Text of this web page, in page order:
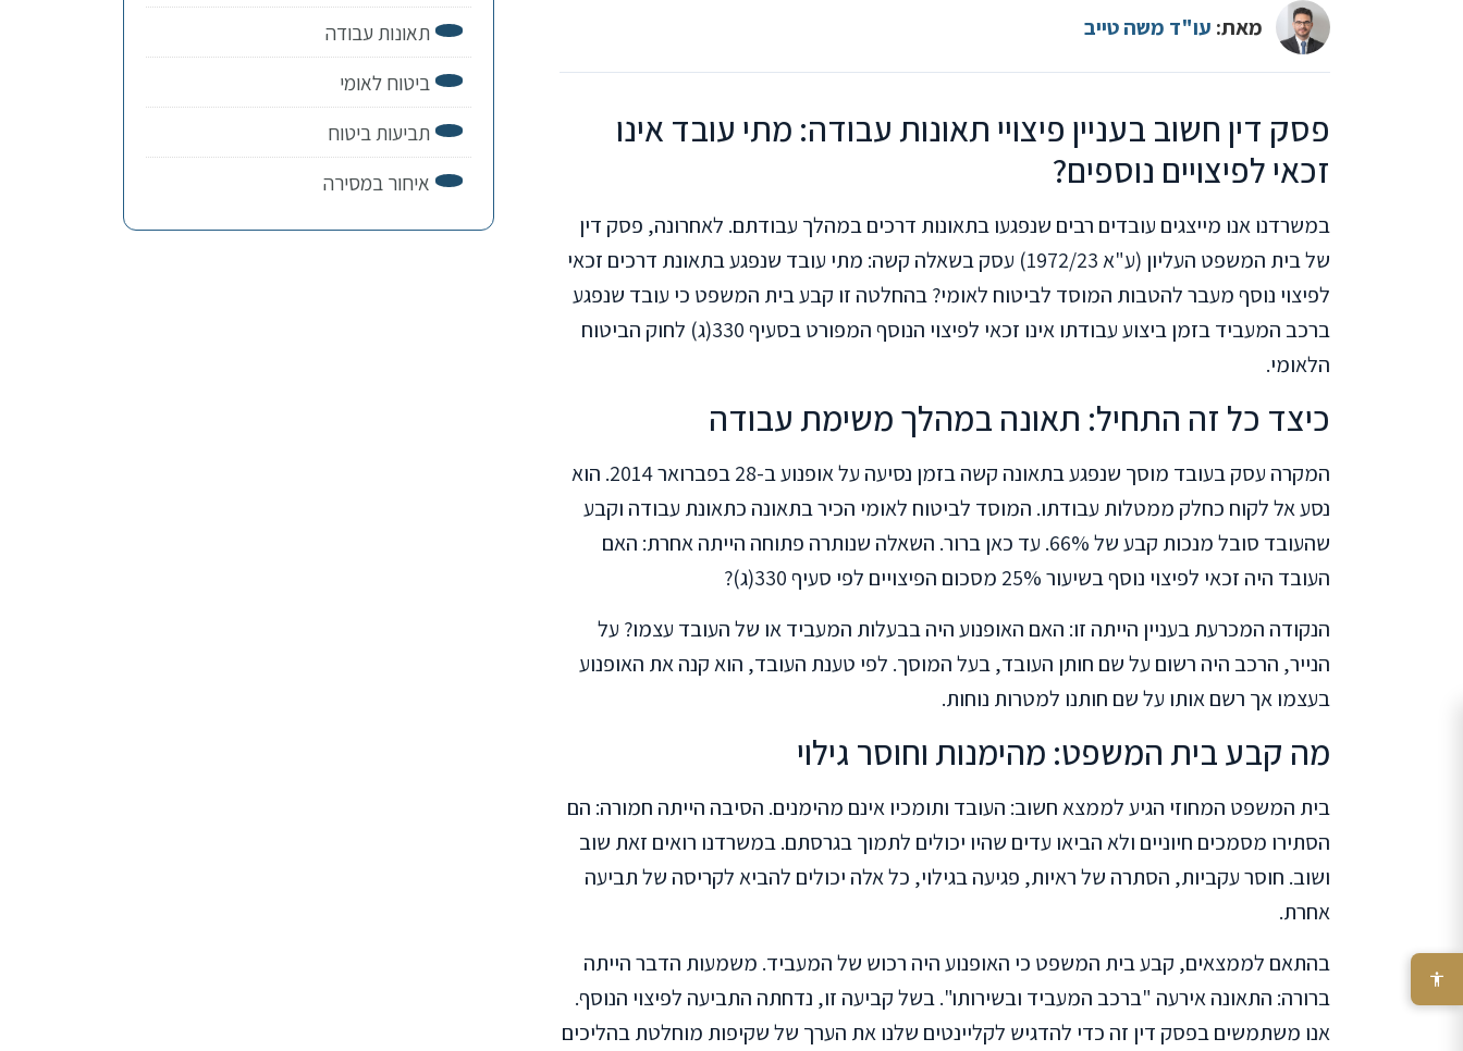
מאת: עו"ד משה טייב
פסק דין חשוב בעניין פיצויי תאונות עבודה: מתי עובד אינו
זכאי לפיצויים נוספים?
במשרדנו אנו מייצגים עובדים רבים שנפגעו בתאונות דרכים במהלך עבודתם. לאחרונה, פסק דין
של בית המשפט העליון (ע"א 1972/23) עסק בשאלה קשה: מתי עובד שנפגע בתאונת דרכים זכאי
לפיצוי נוסף מעבר להטבות המוסד לביטוח לאומי? בהחלטה זו קבע בית המשפט כי עובד שנפגע
ברכב המעביד בזמן ביצוע עבודתו אינו זכאי לפיצוי הנוסף המפורט בסעיף 330(ג) לחוק הביטוח
הלאומי.
כיצד כל זה התחיל: תאונה במהלך משימת עבודה
המקרה עסק בעובד מוסך שנפגע בתאונה קשה בזמן נסיעה על אופנוע ב-28 בפברואר 2014. הוא
נסע אל לקוח כחלק ממטלות עבודתו. המוסד לביטוח לאומי הכיר בתאונה כתאונת עבודה וקבע
שהעובד סובל מנכות קבע של 66%. עד כאן ברור. השאלה שנותרה פתוחה הייתה אחרת: האם
העובד היה זכאי לפיצוי נוסף בשיעור 25% מסכום הפיצויים לפי סעיף 330(ג)?
הנקודה המכרעת בעניין הייתה זו: האם האופנוע היה בבעלות המעביד או של העובד עצמו? על
הנייר, הרכב היה רשום על שם חותן העובד, בעל המוסך. לפי טענת העובד, הוא קנה את האופנוע
בעצמו אך רשם אותו על שם חותנו למטרות נוחות.
מה קבע בית המשפט: מהימנות וחוסר גילוי
בית המשפט המחוזי הגיע לממצא חשוב: העובד ותומכיו אינם מהימנים. הסיבה הייתה חמורה: הם
הסתירו מסמכים חיוניים ולא הביאו עדים שהיו יכולים לתמוך בגרסתם. במשרדנו רואים זאת שוב
ושוב. חוסר עקביות, הסתרה של ראיות, פגיעה בגילוי, כל אלה יכולים להביא לקריסה של תביעה
אחרת.
בהתאם לממצאים, קבע בית המשפט כי האופנוע היה רכוש של המעביד. משמעות הדבר הייתה
ברורה: התאונה אירעה "ברכב המעביד ובשירותו". בשל קביעה זו, נדחתה התביעה לפיצוי הנוסף.
אנו משתמשים בפסק דין זה כדי להדגיש לקליינטים שלנו את הערך של שקיפות מוחלטת בהליכים
תאונות עבודה
ביטוח לאומי
תביעות ביטוח
איחור במסירה